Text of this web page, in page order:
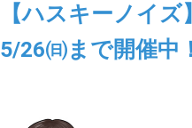
【ハスキーノイ
5/26㈰まで開催中！